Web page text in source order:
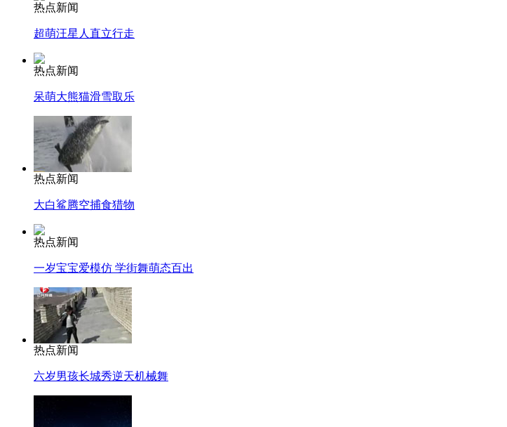
热点新闻
超萌汪星人直立行走
热点新闻
呆萌大熊猫滑雪取乐
热点新闻
大白鲨腾空捕食猎物
热点新闻
一岁宝宝爱模仿 学街舞萌态百出
热点新闻
六岁男孩长城秀逆天机械舞